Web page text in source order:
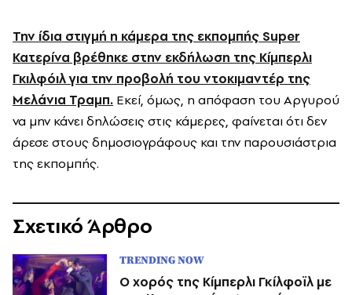
Την ίδια στιγμή η κάμερα της εκπομπής Super
Κατερίνα βρέθηκε στην εκδήλωση της Κίμπερλι
Γκιλφόιλγια την προβολή του ντοκιμαντέρ της
Μελάνια Τραμπ. Εκεί, όμως, η απόφαση του Αργυρού
να μην κάνει δηλώσεις στις κάμερες, φαίνεται ότι δεν
άρεσε στους δημοσιογράφους και την παρουσιάστρια
της εκπομπής.
Σχετικό Άρθρο
TRENDING NOW
Ο χορός της Κίμπερλι Γκίλφοϊλ με